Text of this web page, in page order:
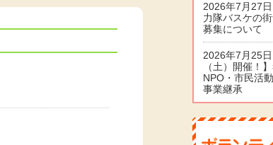
2026年7月27
力隊バスケの
募集について
2026年7月25
（土）開催！
NPO・市民活
事業継承